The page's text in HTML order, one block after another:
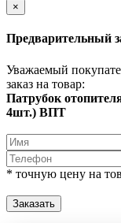
×
Предварительный
Уважаемый
заказ на товар:
Патрубок
4шт.) ВПТ
* точную цену на
Заказать